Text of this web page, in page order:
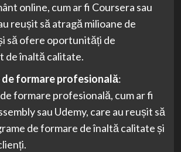
online, cum ar fi Coursera sau
reușit să atragă milioane de
să ofere oportunități de
de înaltă calitate.
de formare profesională:
formare profesională, cum ar fi
sau Udemy, care au reușit să
de formare de înaltă calitate și